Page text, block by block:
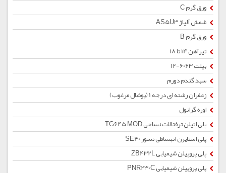
ورق گرم C
شمش آلیاژ AS5U3
ورق گرم B
تیرآهن 14 تا 18
بیلت 6063-12
سبد گندم دورم
زعفران رشته ای درجه 1 (پوشال مرغوب)
اوره گرانول
پلی اتیلن ترفتالات نساجی TG645 MOD
پلی استایرن انبساطی نسوز SE40
پلی پروپیلن شیمیایی ZB432L
پلی پروپیلن شیمیایی PNR230C